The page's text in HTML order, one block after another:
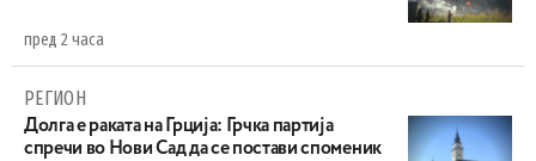
пред 2 часа
РЕГИОН
Долга е раката на Грција: Грчка партија
спречи во Нови Сад да се постави споменик